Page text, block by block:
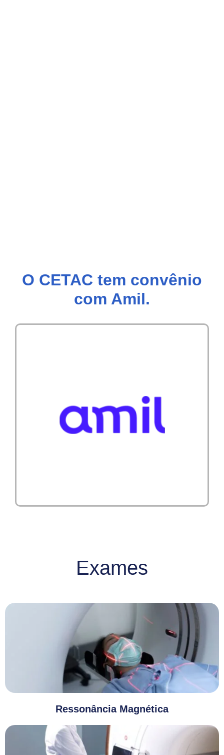
O CETAC tem convênio
com Amil.
Exames
Ressonância Magnética